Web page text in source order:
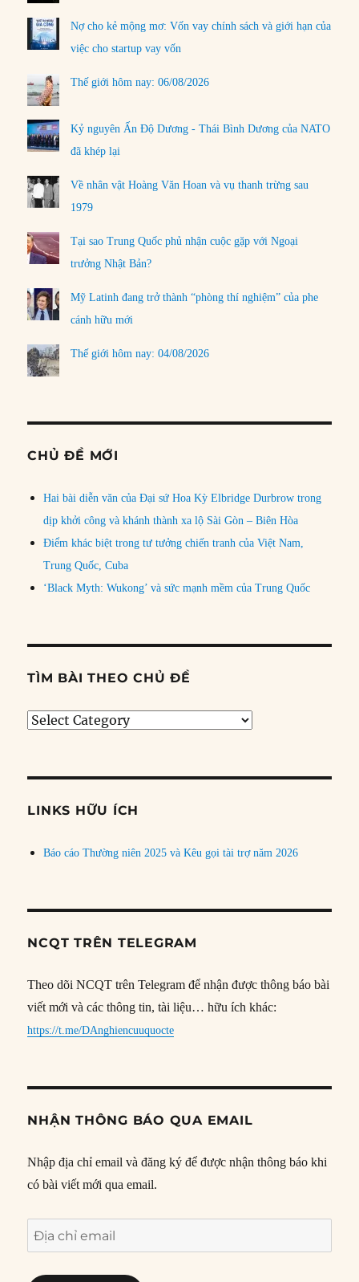
Nợ cho kẻ mộng mơ: Vốn vay chính sách và giới hạn của
việc cho startup vay vốn
Thế giới hôm nay: 06/08/2026
Kỷ nguyên Ấn Độ Dương - Thái Bình Dương của NATO
đã khép lại
Về nhân vật Hoàng Văn Hoan và vụ thanh trừng sau
1979
Tại sao Trung Quốc phủ nhận cuộc gặp với Ngoại
trưởng Nhật Bản?
Mỹ Latinh đang trở thành “phòng thí nghiệm” của phe
cánh hữu mới
Thế giới hôm nay: 04/08/2026
CHỦ ĐỀ MỚI
Hai bài diễn văn của Đại sứ Hoa Kỳ Elbridge Durbrow trong
dịp khởi công và khánh thành xa lộ Sài Gòn – Biên Hòa
Điểm khác biệt trong tư tưởng chiến tranh của Việt Nam,
Trung Quốc, Cuba
‘Black Myth: Wukong’ và sức mạnh mềm của Trung Quốc
TÌM BÀI THEO CHỦ ĐỀ
Tìm
đề
LINKS HỮU ÍCH
Báo cáo Thường niên 2025 và Kêu gọi tài trợ năm 2026
NCQT TRÊN TELEGRAM
Theo dõi NCQT trên Telegram để nhận được thông báo bài
viết mới và các thông tin, tài liệu… hữu ích khác:
https://t.me/DAnghiencuuquocte
NHẬN THÔNG BÁO QUA EMAIL
Nhập địa chỉ email và đăng ký để được nhận thông báo khi
có bài viết mới qua email.
Địa
chỉ
email